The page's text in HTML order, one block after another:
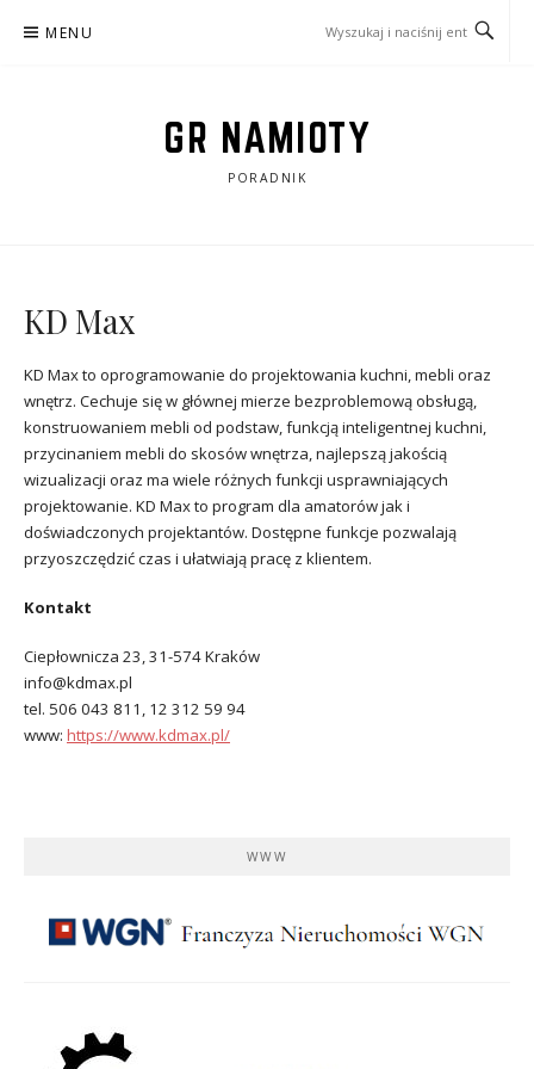
MENU
GR NAMIOTY
PORADNIK
KD Max
KD Max to oprogramowanie do projektowania kuchni, mebli oraz
wnętrz. Cechuje się w głównej mierze bezproblemową obsługą,
konstruowaniem mebli od podstaw, funkcją inteligentnej kuchni,
przycinaniem mebli do skosów wnętrza, najlepszą jakością
wizualizacji oraz ma wiele różnych funkcji usprawniających
projektowanie. KD Max to program dla amatorów jak i
doświadczonych projektantów. Dostępne funkcje pozwalają
przyoszczędzić czas i ułatwiają pracę z klientem.
Kontakt
Ciepłownicza 23, 31-574 Kraków
info@kdmax.pl
tel. 506 043 811, 12 312 59 94
www: https://www.kdmax.pl/
WWW